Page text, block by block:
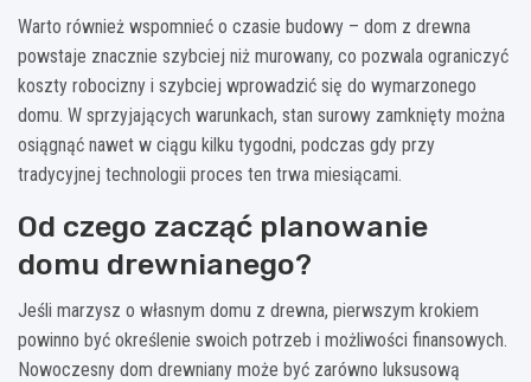
Warto również wspomnieć o czasie budowy – dom z drewna
powstaje znacznie szybciej niż murowany, co pozwala ograniczyć
koszty robocizny i szybciej wprowadzić się do wymarzonego
domu. W sprzyjających warunkach, stan surowy zamknięty można
osiągnąć nawet w ciągu kilku tygodni, podczas gdy przy
tradycyjnej technologii proces ten trwa miesiącami.
Od czego zacząć planowanie
domu drewnianego?
Jeśli marzysz o własnym domu z drewna, pierwszym krokiem
powinno być określenie swoich potrzeb i możliwości finansowych.
Nowoczesny dom drewniany może być zarówno luksusową